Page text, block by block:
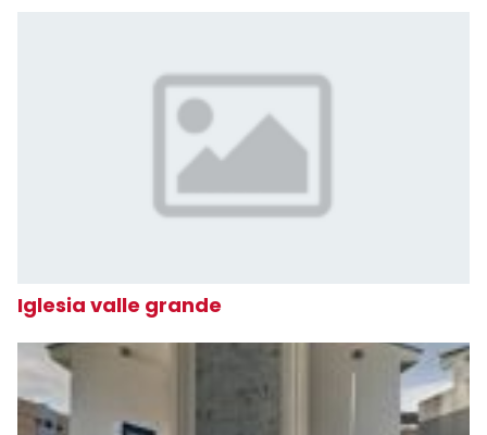
Iglesia valle grande